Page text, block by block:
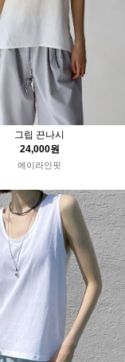
그립 끈나시
24,000원
에이라인핏